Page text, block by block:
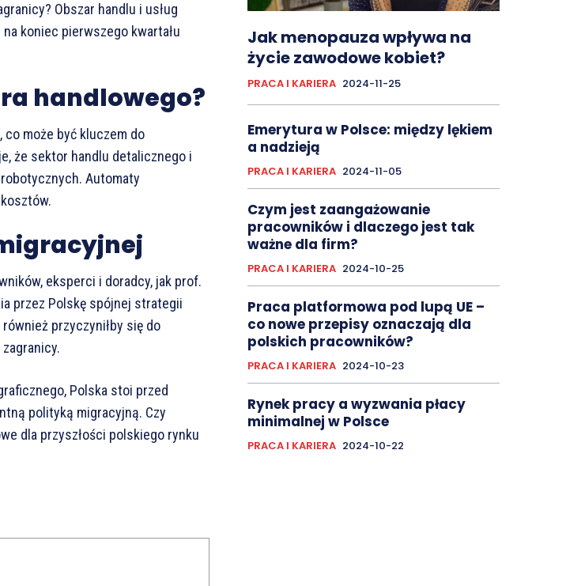
Obszar handlu i usług
koniec pierwszego kwartału
handlowego?
może być kluczem do
że sektor handlu detalicznego i
Automaty
eksperci i doradcy, jak prof.
przez Polskę spójnej strategii
przyczyniłby się do
Polska stoi przed
polityką migracyjną. Czy
dla przyszłości polskiego rynku
Jak menopauza wpływa na
życie zawodowe kobiet?
PRACA I KARIERA 2024-11-25
Emerytura w Polsce: między lękiem
a nadzieją
PRACA I KARIERA 2024-11-05
Czym jest zaangażowanie
pracowników i dlaczego jest tak
ważne dla firm?
PRACA I KARIERA 2024-10-25
Praca platformowa pod lupą UE –
co nowe przepisy oznaczają dla
polskich pracowników?
PRACA I KARIERA 2024-10-23
Rynek pracy a wyzwania płacy
minimalnej w Polsce
PRACA I KARIERA 2024-10-22